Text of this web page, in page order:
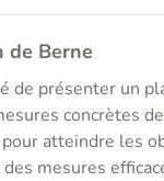
de Berne
de présenter un
concrètes
atteindre les
mesures